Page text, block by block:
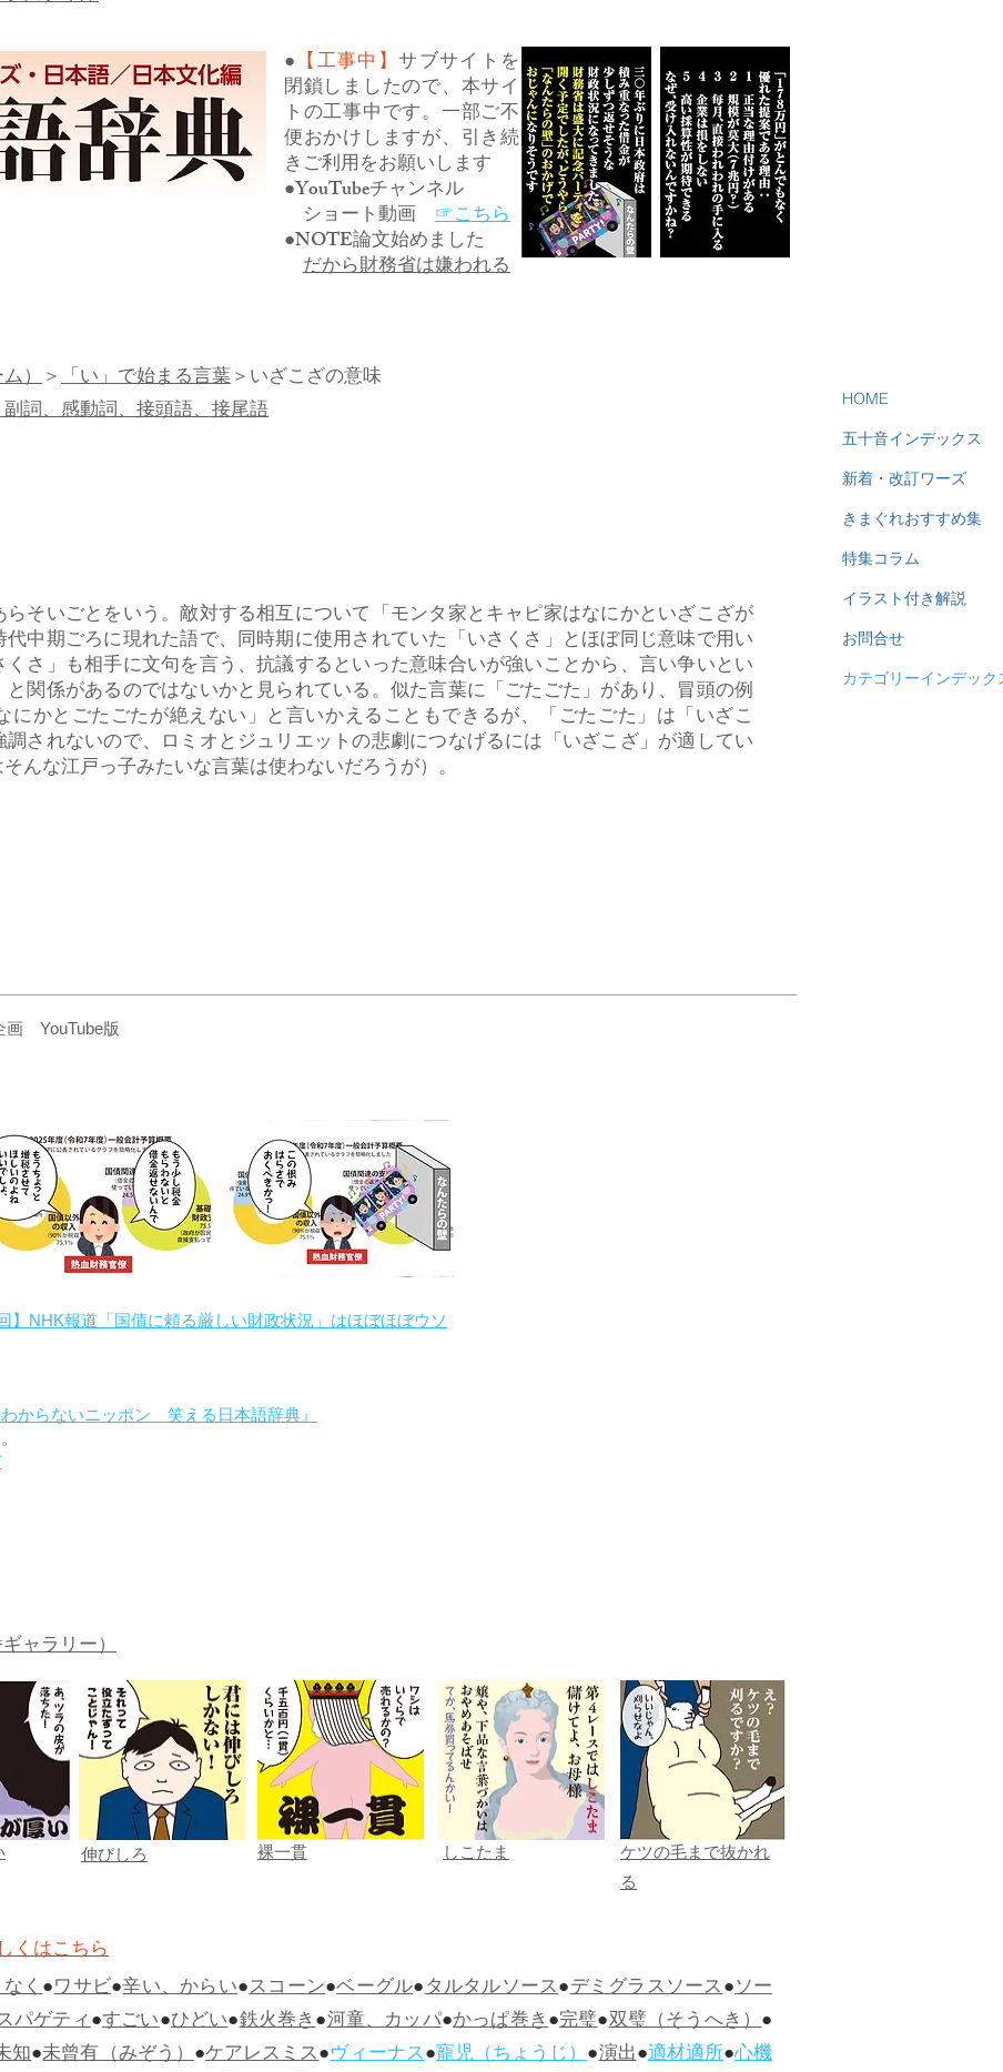
● 【工事中】サブサイトを
閉鎖しましたので、本サイ
トの工事中です。一部ご不
便おかけしますが、引き続
きご利用をお願いします
●YouTubeチャンネル
ショート動画 ☞こちら
●NOTE論文始めました
だから財務省は嫌われる
）＞「い」で始まる言葉＞いざこざの意味
詞、感動詞、接頭語、接尾語
そいごとをいう。敵対する相互について「モンタ家とキャピ家はなにかといざこざが
中期ごろに現れた語で、同時期に使用されていた「いさくさ」とほぼ同じ意味で用い
さ」も相手に文句を言う、抗議するといった意味合いが強いことから、言い争いとい
関係があるのではないかと見られている。似た言葉に「ごたごた」があり、冒頭の例
かとごたごたが絶えない」と言いかえることもできるが、「ごたごた」は「いざこ
されないので、ロミオとジュリエットの悲劇につなげるには「いざこざ」が適してい
んな江戸っ子みたいな言葉は使わないだろうが）。
HOME
五十音インデックス
新着・改訂ワーズ
きまぐれおすすめ集
特集コラム
イラスト付き解説
お問合せ
カテゴリーインデック
画 YouTube版
】NHK報道「国債に頼る厳しい財政状況」はほぼほぼウソ
からないニッポン 笑える日本語辞典』
ャラリー）
伸びしろ 裸一貫 しこたま
ケツの毛まで抜かれ
る
くはこちら
く●ワサビ●辛い、からい●スコーン●ベーグル●タルタルソース●デミグラスソース●ソー
パゲティ●すごい●ひどい●鉄火巻き●河童、カッパ●かっぱ巻き●完璧●双璧（そうへき）●
知●未曾有（みぞう）●ケアレスミス●ヴィーナス●寵児（ちょうじ）●演出●適材適所●心機